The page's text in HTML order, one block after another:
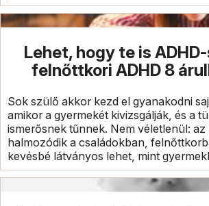
Lehet, hogy te is
felnőttkori ADHD 8
Sok szülő akkor kezd el gyanakodni
amikor a gyermekét kivizsgálják, és a
ismerősnek tűnnek. Nem véletlenül:
halmozódik a családokban,
kevésbé látványos lehet, mint